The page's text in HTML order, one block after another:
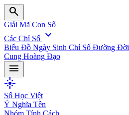
search
Giải Mã Con Số
Các Chỉ Số expand_more
Biểu Đồ Ngày Sinh Chỉ Số Đường Đời
Cung Hoàng Đạo
menu
flare
Số Học Việt
Ý Nghĩa Tên
Nhóm Tính Cách